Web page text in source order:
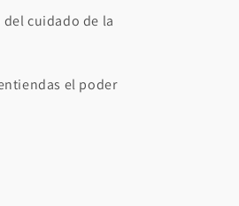
cuidado de la
el poder